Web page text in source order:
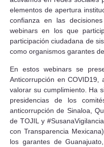
elementos de apertura
confianza en las
webinars en los que
participación ciudadana de
como organismos garantes
En estos webinars se
Anticorrupción en COVID19,
valorar su cumplimiento. Ha
presidencias de los
anticorrupción de Sinaloa,
de TOJIL y
con Transparencia
los garantes de